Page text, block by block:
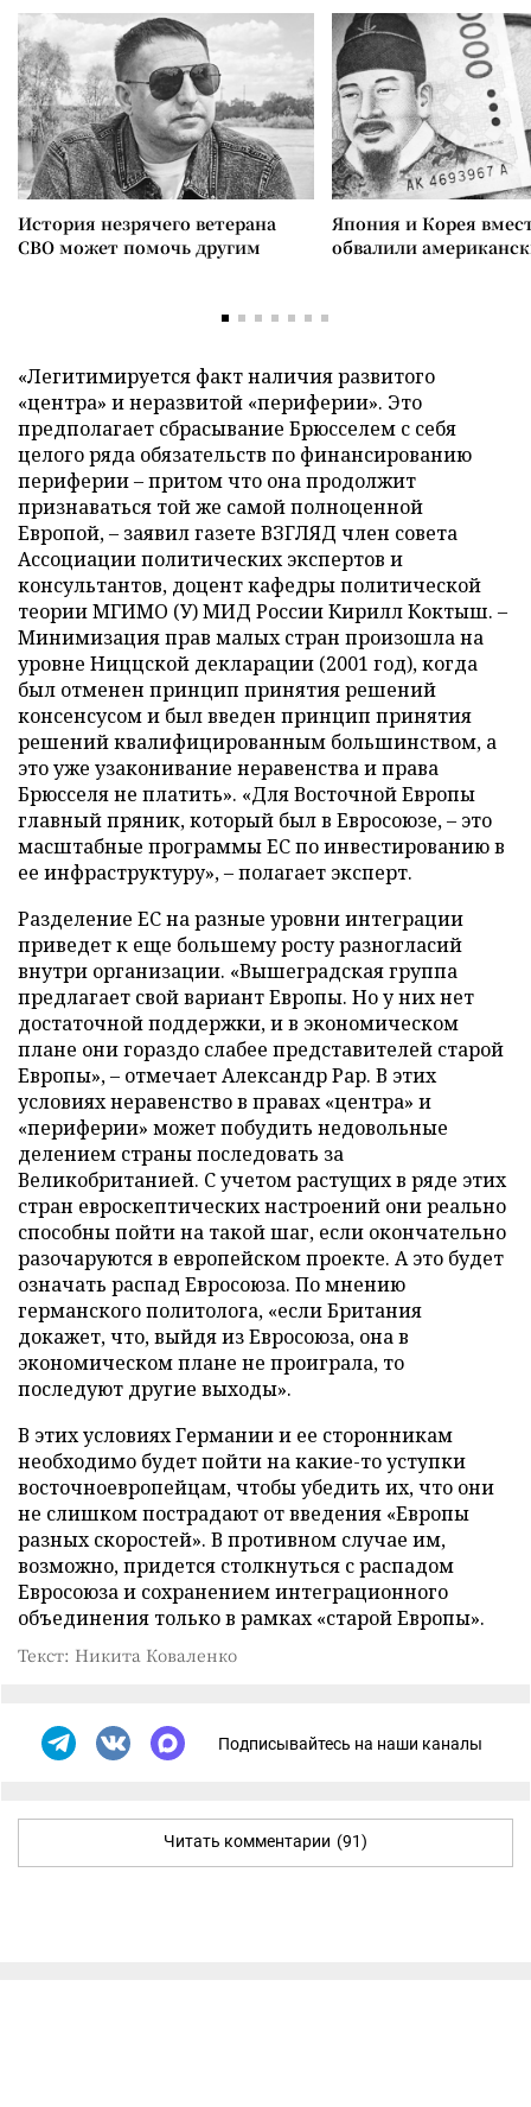
История незрячего ветерана
СВО может помочь другим
Япония и Корея
обвалили
«Легитимируется факт наличия развитого
«центра» и неразвитой «периферии». Это
предполагает сбрасывание Брюсселем с себя
целого ряда обязательств по финансированию
периферии – притом что она продолжит
признаваться той же самой полноценной
Европой, – заявил газете ВЗГЛЯД член совета
Ассоциации политических экспертов и
консультантов, доцент кафедры политической
теории МГИМО (У) МИД России Кирилл Коктыш. –
Минимизация прав малых стран произошла на
уровне Ниццской декларации (2001 год), когда
был отменен принцип принятия решений
консенсусом и был введен принцип принятия
решений квалифицированным большинством, а
это уже узаконивание неравенства и права
Брюсселя не платить». «Для Восточной Европы
главный пряник, который был в Евросоюзе, – это
масштабные программы ЕС по инвестированию в
ее инфраструктуру», – полагает эксперт.
Разделение ЕС на разные уровни интеграции
приведет к еще большему росту разногласий
внутри организации. «Вышеградская группа
предлагает свой вариант Европы. Но у них нет
достаточной поддержки, и в экономическом
плане они гораздо слабее представителей старой
Европы», – отмечает Александр Рар. В этих
условиях неравенство в правах «центра» и
«периферии» может побудить недовольные
делением страны последовать за
Великобританией. С учетом растущих в ряде этих
стран евроскептических настроений они реально
способны пойти на такой шаг, если окончательно
разочаруются в европейском проекте. А это будет
означать распад Евросоюза. По мнению
германского политолога, «если Британия
докажет, что, выйдя из Евросоюза, она в
экономическом плане не проиграла, то
последуют другие выходы».
В этих условиях Германии и ее сторонникам
необходимо будет пойти на какие-то уступки
восточноевропейцам, чтобы убедить их, что они
не слишком пострадают от введения «Европы
разных скоростей». В противном случае им,
возможно, придется столкнуться с распадом
Евросоюза и сохранением интеграционного
объединения только в рамках «старой Европы».
Текст: Никита Коваленко
Подписывайтесь на наши каналы
Читать комментарии (91)